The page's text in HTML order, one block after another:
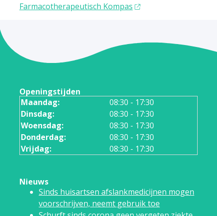
Farmacotherapeutisch Kompas
Openingstijden
Maandag:
08:30 - 17:30
Dinsdag:
08:30 - 17:30
Woensdag:
08:30 - 17:30
Donderdag:
08:30 - 17:30
Vrijdag:
08:30 - 17:30
Nieuws
Sinds huisartsen afslankmedicijnen mogen
voorschrijven, neemt gebruik toe